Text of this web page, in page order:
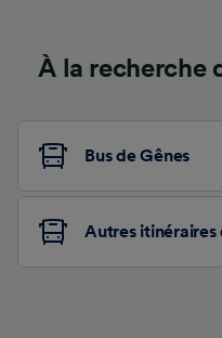
À la recherche
Bus de Gênes
Autres itinéraires